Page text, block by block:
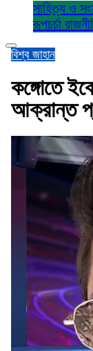
সাহিত্য ও
রূপচর্চা
বিশ্ব জাহান
কঙ্গোতে
আক্রান্ত